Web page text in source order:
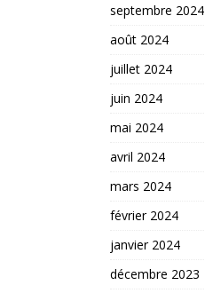
septembre 2024
août 2024
juillet 2024
juin 2024
mai 2024
avril 2024
mars 2024
février 2024
janvier 2024
décembre 2023